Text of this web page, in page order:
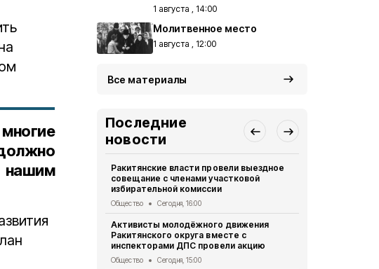
нашим
1 августа , 14:00
Молитвенное место
1 августа , 12:00
Все материалы
Последние
новости
Ракитянские власти провели выездное
совещание с членами участковой
избирательной комиссии
Общество Сегодня, 16:00
Активисты молодёжного движения
Ракитянского округа вместе с
инспекторами ДПС провели акцию
Общество Сегодня, 15:00